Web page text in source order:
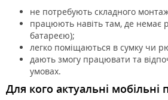
не потребують складного
працюють навіть там, де немає
батареєю);
легко поміщаються в сумку чи
дають змогу працювати та
умовах.
Для кого актуальні мобільні